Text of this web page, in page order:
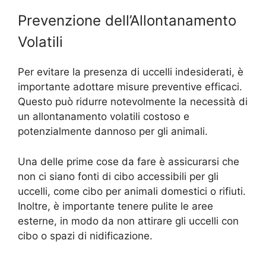
Prevenzione dell’Allontanamento
Volatili
Per evitare la presenza di uccelli indesiderati, è
importante adottare misure preventive efficaci.
Questo può ridurre notevolmente la necessità di
un allontanamento volatili costoso e
potenzialmente dannoso per gli animali.
Una delle prime cose da fare è assicurarsi che
non ci siano fonti di cibo accessibili per gli
uccelli, come cibo per animali domestici o rifiuti.
Inoltre, è importante tenere pulite le aree
esterne, in modo da non attirare gli uccelli con
cibo o spazi di nidificazione.